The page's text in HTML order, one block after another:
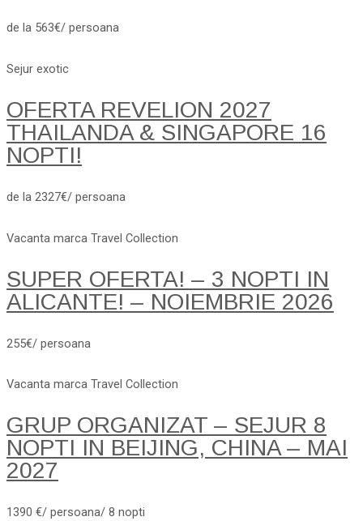
de la 563€/ persoana
Sejur exotic
OFERTA REVELION 2027
THAILANDA & SINGAPORE 16
NOPTI!
de la 2327€/ persoana
Vacanta marca Travel Collection
SUPER OFERTA! – 3 NOPTI IN
ALICANTE! – NOIEMBRIE 2026
255€/ persoana
Vacanta marca Travel Collection
GRUP ORGANIZAT – SEJUR 8
NOPTI IN BEIJING, CHINA – MAI
2027
1390 €/ persoana/ 8 nopti